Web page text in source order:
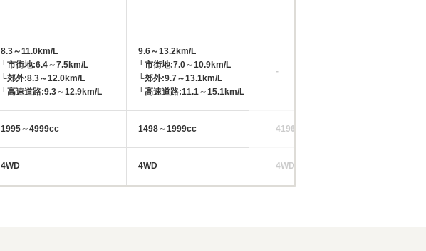
8.3～11.0km/L
└市街地:6.4～7.5km/L
└郊外:8.3～12.0km/L
└高速道路:9.3～12.9km/L
1995～4999cc
4WD
9.6～13.2km/L
└市街地:7.0～10.9km/L
└郊外:9.7～13.1km/L
└高速道路:11.1～15.1km/L
1498～1999cc
4WD
-
4196～4999cc
4WD